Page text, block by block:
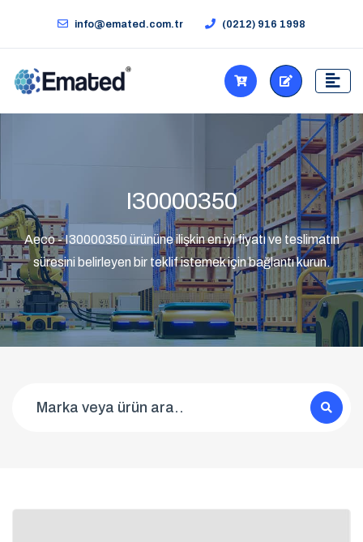
info@emated.com.tr (0212) 916 1998
I30000350
Aeco - I30000350 ürününe ilişkin en iyi fiyatı ve teslimatın
süresini belirleyen bir teklif istemek için bağlantı kurun.